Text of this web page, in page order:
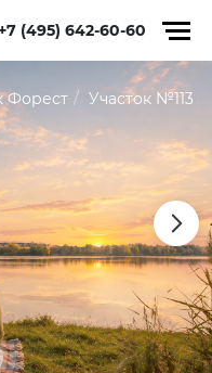
(495) 642-60-60
Форест Участок №113